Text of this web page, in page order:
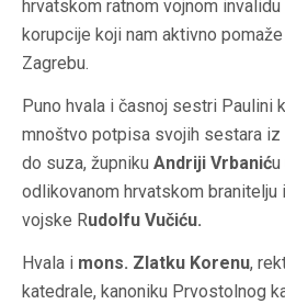
hrvatskom ratnom vojnom
korupcije koji nam aktivno
Zagrebu.
Puno hvala i časnoj sestri Paulini
mnoštvo potpisa svojih sestara iz
do suza, župniku Andriji Vrbaniću
odlikovanom hrvatskom branitelju
vojske Rudolfu Vučiću.
Hvala i mons. Zlatku Korenu,
katedrale, kanoniku Prvostolnog